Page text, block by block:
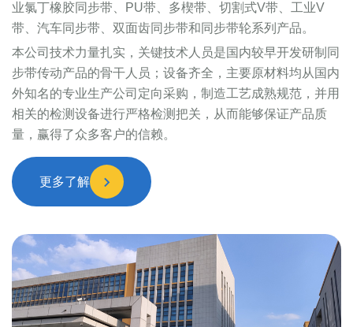
业氯丁橡胶同步带、PU带、多楔带、切割式V带、工业V
带、汽车同步带、双面齿同步带和同步带轮系列产品。
本公司技术力量扎实，关键技术人员是国内较早开发研制同
步带传动产品的骨干人员；设备齐全，主要原材料均从国内
外知名的专业生产公司定向采购，制造工艺成熟规范，并用
相关的检测设备进行严格检测把关，从而能够保证产品质
量，赢得了众多客户的信赖。
更多了解